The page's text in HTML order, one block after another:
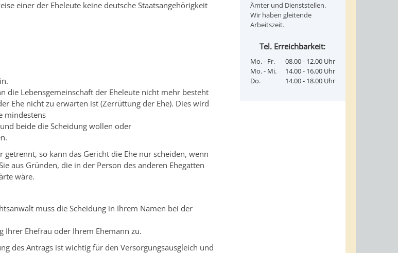
einer der Eheleute keine deutsche Staatsangehörigkeit
die Lebensgemeinschaft der Eheleute nicht mehr besteht
Ehe nicht zu erwarten ist (Zerrüttung der Ehe). Dies wird
mindestens
beide die Scheidung wollen oder
getrennt, so kann das Gericht die Ehe nur scheiden, wenn
aus Gründen, die in der Person des anderen Ehegatten
wäre.
muss die Scheidung in Ihrem Namen bei der
Ihrer Ehefrau oder Ihrem Ehemann zu.
des Antrags ist wichtig für den Versorgungsausgleich und
Ämter und Dienststellen.
Wir haben gleitende
Arbeitszeit.
Tel. Erreichbarkeit:
Mo. - Fr.
08.00 - 12.00 Uhr
Mo. - Mi.
14.00 - 16.00 Uhr
Do.
14.00 - 18.00 Uhr